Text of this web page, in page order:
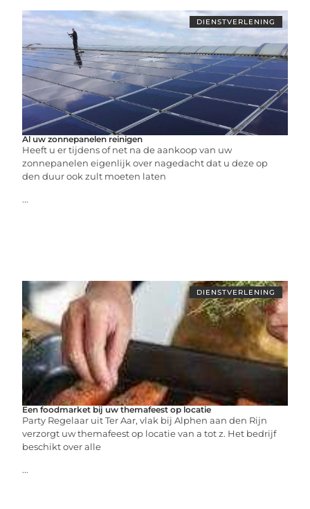
DIENSTVERLENING
Al uw zonnepanelen reinigen
Heeft u er tijdens of net na de aankoop van uw
zonnepanelen eigenlijk over nagedacht dat u deze op
den duur ook zult moeten laten
...
DIENSTVERLENING
Een foodmarket bij uw themafeest op locatie
Party Regelaar uit Ter Aar, vlak bij Alphen aan den Rijn
verzorgt uw themafeest op locatie van a tot z. Het bedrijf
beschikt over alle
...